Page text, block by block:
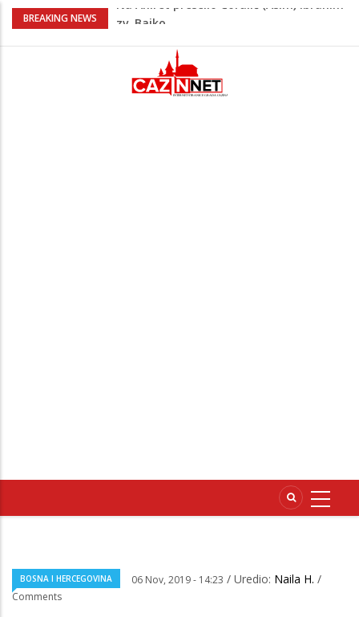
BREAKING NEWS
Nakon velikih vrućina u BiH stiže kiša
zapošljavanje i očuvanje radnih mjesta
Dok Evropa ostavlja cigarete, Hrvati
puše sve više: Treći su u cijeloj EU
BOSNA I HERCEGOVINA 06 Nov, 2019 - 14:23 / Uredio: Naila H. /
Comments